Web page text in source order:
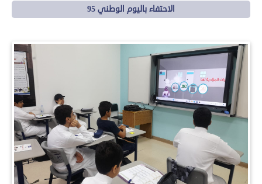
الاحتفاء باليوم الوطني 95